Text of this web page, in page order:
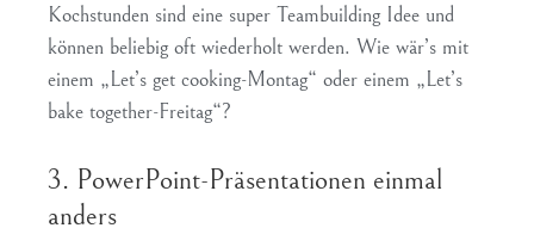
Kochstunden sind eine super Teambuilding Idee und
können beliebig oft wiederholt werden. Wie wär’s mit
einem „Let’s get cooking-Montag“ oder einem „Let’s
bake together-Freitag“?
3. PowerPoint-Präsentationen einmal
anders